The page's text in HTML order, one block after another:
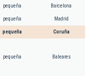
pequeña Barcelona
pequeña Madrid
pequeña Coruña
pequeña Baleares